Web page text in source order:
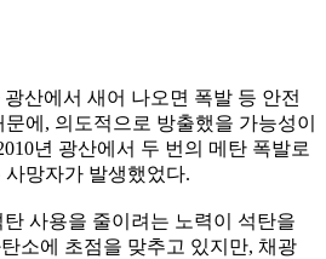
산에서 새어 나오면 폭발 등 안전
에, 의도적으로 방출했을 가능성이
년 광산에서 두 번의 메탄 폭발로
망자가 발생했었다.
사용을 줄이려는 노력이 석탄을
소에 초점을 맞추고 있지만, 채광